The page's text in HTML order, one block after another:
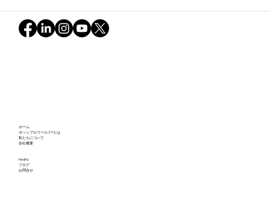
とつながり
ホーム
ポッシブルワールド®とは
私たちについて
会社概要
HosPa
ブログ
お問合せ